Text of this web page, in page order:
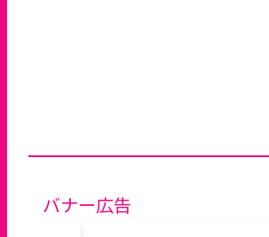
バナー広告